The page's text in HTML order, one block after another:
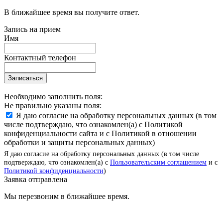
В ближайшее время вы получите ответ.
Запись на прием
Имя
Контактный телефон
Записаться
Необходимо заполнить поля:
Не правильно указаны поля:
Я даю согласие на обработку персональных данных (в том
числе подтверждаю, что ознакомлен(а) с Политикой
конфиденциальности сайта и с Политикой в отношении
обработки и защиты персональных данных)
Я даю согласие на обработку персональных данных (в том числе
подтверждаю, что ознакомлен(а) с Пользовательским соглашением и с
Политикой конфиденциальности)
Заявка отправлена
Мы перезвоним в ближайшее время.